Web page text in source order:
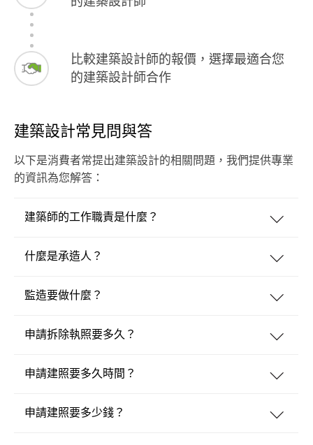
比較建築設計師的報價，選擇最適合您
的建築設計師合作
建築設計常見問與答
以下是消費者常提出建築設計的相關問題，我們提供專業
的資訊為您解答：
建築師的工作職責是什麼？
什麼是承造人？
監造要做什麼？
申請拆除執照要多久？
申請建照要多久時間？
申請建照要多少錢？